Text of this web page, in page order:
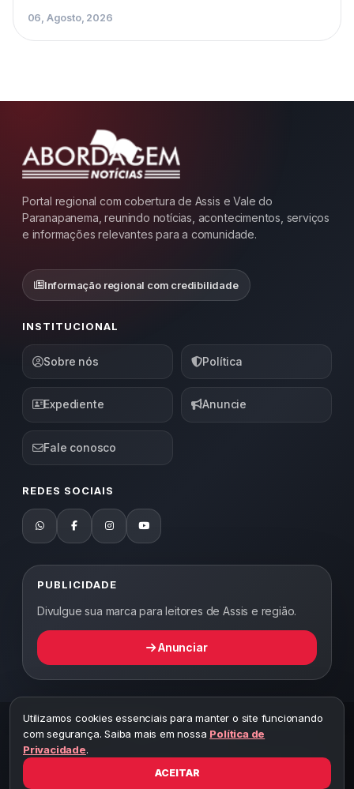
06, Agosto, 2026
Portal regional com cobertura de Assis e Vale do
Paranapanema, reunindo notícias, acontecimentos, serviços
e informações relevantes para a comunidade.
Informação regional com credibilidade
INSTITUCIONAL
Sobre nós Política
Expediente Anuncie
Fale conosco
REDES SOCIAIS
PUBLICIDADE
Divulgue sua marca para leitores de Assis e região.
Anunciar
2026 ©Abordagem Notícias— Todos os direitos reservados —
Desenvolvido por WEB5.
A cópia total ou parcial desta página implicará ao autor sob pena de
Utilizamos cookies essenciais para manter o site funcionando
com segurança. Saiba mais em nossa Política de
Privacidade.
ACEITAR